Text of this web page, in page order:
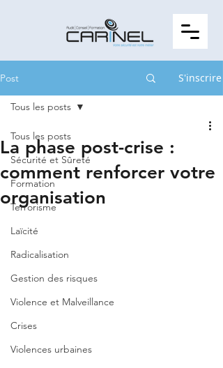
Post S'inscrire
Tous les posts
Sécurité et Sûreté
Formation
Terrorisme
Laïcité
Radicalisation
Gestion des risques
Violence et Malveillance
Crises
Violences urbaines
Tous les posts
La phase post-crise :
comment renforcer votre
organisation